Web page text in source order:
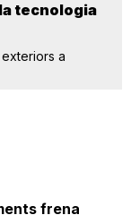
tecnologia
a
frena